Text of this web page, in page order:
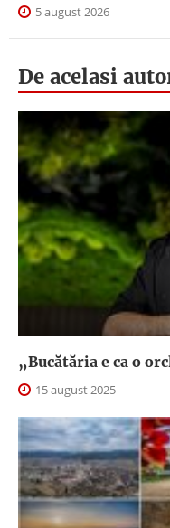
5 august 2026
De acelasi
„Bucătăria e ca o
15 august 2025